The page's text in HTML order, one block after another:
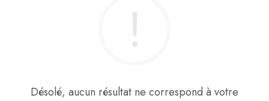
Désolé, aucun résultat ne correspond à votre